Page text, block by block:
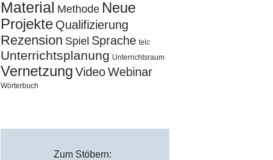
Material Methode Neue
Projekte Qualifizierung
Rezension Spiel Sprache telc
Unterrichtsplanung Unterrichtsraum
Vernetzung VideoWebinar
Wörterbuch
Zum Stöbern: